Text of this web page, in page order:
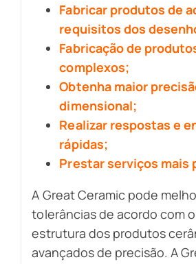
Fabricar produtos de
requisitos dos
Fabricação de
complexos;
Obtenha maior
dimensional;
Realizar respostas e
rápidas;
Prestar serviços mais
A Great Ceramic pode
tolerâncias de acordo com
estrutura dos produtos
avançados de precisão. A